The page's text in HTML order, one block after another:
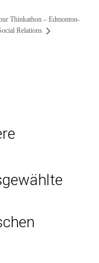
Thinkathon – Edmonton-
Relations